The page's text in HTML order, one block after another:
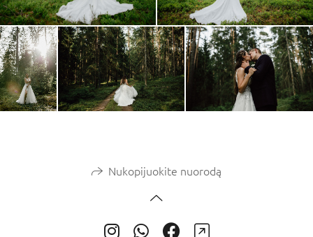
Nukopijuokite nuorodą